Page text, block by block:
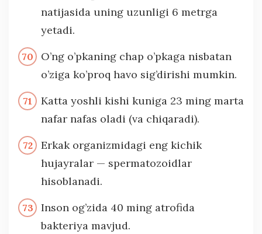
natijasida uning uzunligi 6 metrga
yetadi.
O’ng o’pkaning chap o’pkaga nisbatan
o’ziga ko’proq havo sig’dirishi mumkin.
Katta yoshli kishi kuniga 23 ming marta
nafar nafas oladi (va chiqaradi).
Erkak organizmidagi eng kichik
hujayralar — spermatozoidlar
hisoblanadi.
Inson og’zida 40 ming atrofida
bakteriya mavjud.